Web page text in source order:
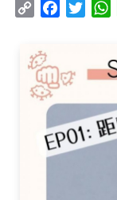
Copy
Facebook